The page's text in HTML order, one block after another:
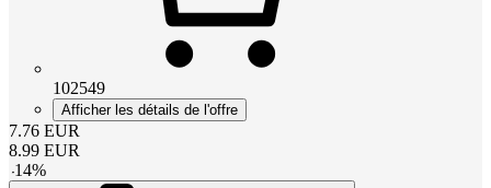
102549
Afficher les détails de l'offre
7.76 EUR
8.99 EUR
-14%